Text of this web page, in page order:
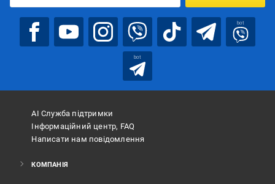
bot
bot
АІ Служба підтримки
Інформаційний центр, FAQ
Написати нам повідомлення
КОМПАНІЯ